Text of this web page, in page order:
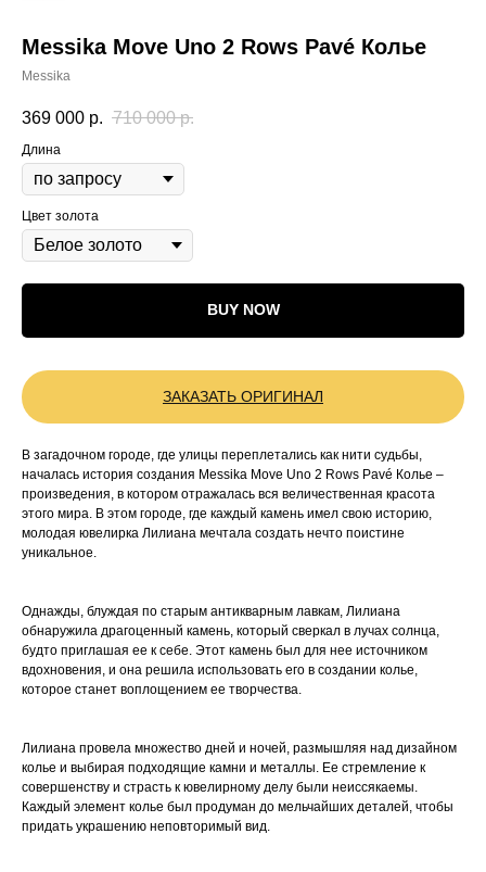
Messika Move Uno 2 Rows Pavé Колье
Messika
369 000 р. 710 000 р.
Длина
Цвет золота
BUY NOW
ЗАКАЗАТЬ ОРИГИНАЛ
В загадочном городе, где улицы переплетались как нити судьбы,
началась история создания Messika Move Uno 2 Rows Pavé Колье –
произведения, в котором отражалась вся величественная красота
этого мира. В этом городе, где каждый камень имел свою историю,
молодая ювелирка Лилиана мечтала создать нечто поистине
уникальное.
Однажды, блуждая по старым антикварным лавкам, Лилиана
обнаружила драгоценный камень, который сверкал в лучах солнца,
будто приглашая ее к себе. Этот камень был для нее источником
вдохновения, и она решила использовать его в создании колье,
которое станет воплощением ее творчества.
Лилиана провела множество дней и ночей, размышляя над дизайном
колье и выбирая подходящие камни и металлы. Ее стремление к
совершенству и страсть к ювелирному делу были неиссякаемы.
Каждый элемент колье был продуман до мельчайших деталей, чтобы
придать украшению неповторимый вид.